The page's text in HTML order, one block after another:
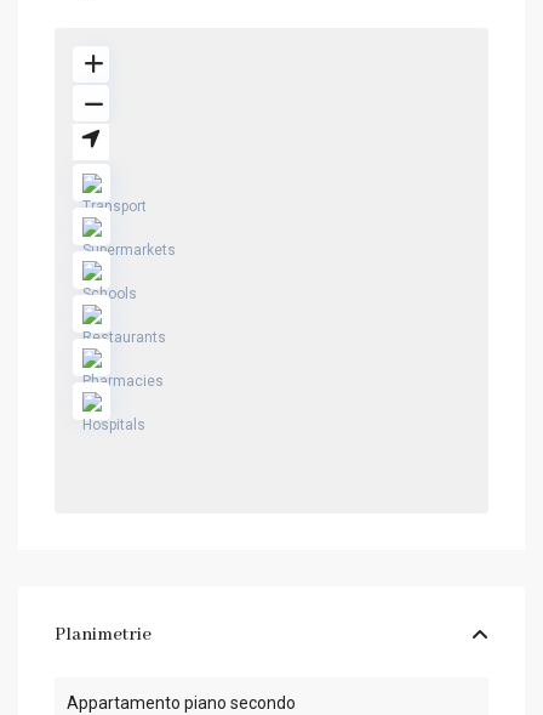
Planimetrie
Appartamento piano secondo